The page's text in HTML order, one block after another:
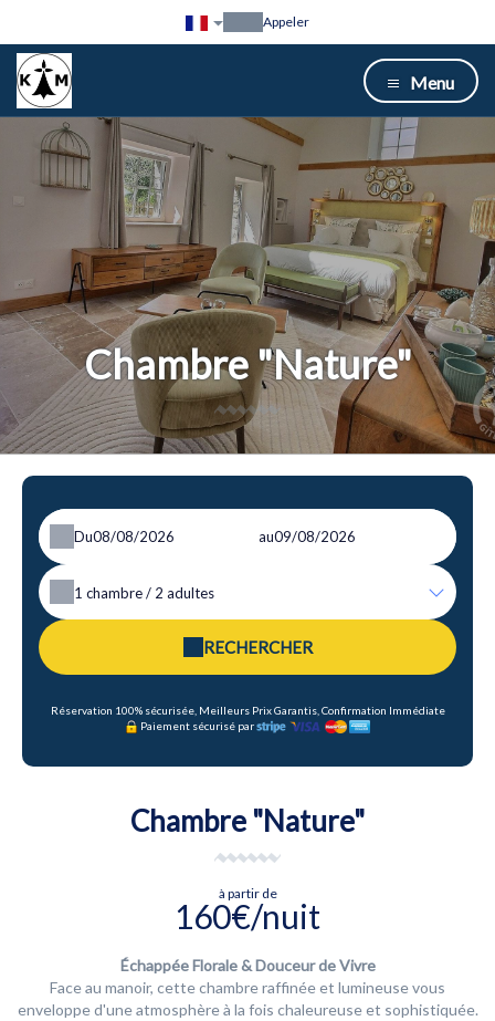
Appeler
Menu
Chambre "Nature"
Du au
1 chambre / 2 adultes
RECHERCHER
Réservation 100% sécurisée, Meilleurs Prix Garantis, Confirmation Immédiate
Paiement sécurisé par
Chambre "Nature"
à partir de
160€/nuit
Échappée Florale & Douceur de Vivre
Face au manoir, cette chambre raffinée et lumineuse vous
enveloppe d'une atmosphère à la fois chaleureuse et sophistiquée.